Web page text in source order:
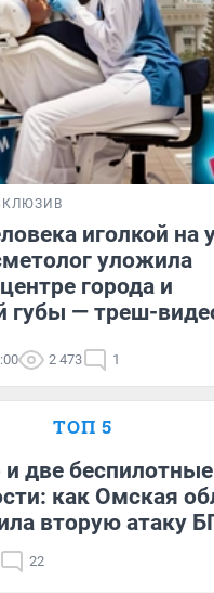
иголкой на
уложила
города и
губы — треш-
2 473 1
ТОП 5
две беспилотные
как Омская
вторую атаку
22